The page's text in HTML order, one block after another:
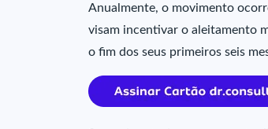
Anualmente, o movimento
visam incentivar o aleitamento
o fim dos seus primeiros seis